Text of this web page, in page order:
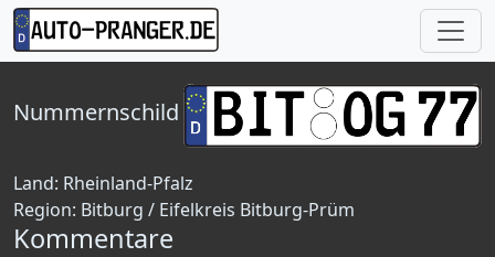
Nummernschild
Land: Rheinland-Pfalz
Region: Bitburg / Eifelkreis Bitburg-Prüm
Kommentare